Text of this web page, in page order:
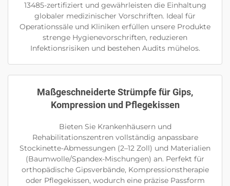
13485-zertifiziert und gewährleisten die Einhaltung
globaler medizinischer Vorschriften. Ideal für
Operationssäle und Kliniken erfüllen unsere Produkte
strenge Hygienevorschriften, reduzieren
Infektionsrisiken und bestehen Audits mühelos.
Maßgeschneiderte Strümpfe für Gips,
Kompression und Pflegekissen
Bieten Sie Krankenhäusern und
Rehabilitationszentren vollständig anpassbare
Stockinette-Abmessungen (2–12 Zoll) und Materialien
(Baumwolle/Spandex-Mischungen) an. Perfekt für
orthopädische Gipsverbände, Kompressionstherapie
oder Pflegekissen, wodurch eine präzise Passform